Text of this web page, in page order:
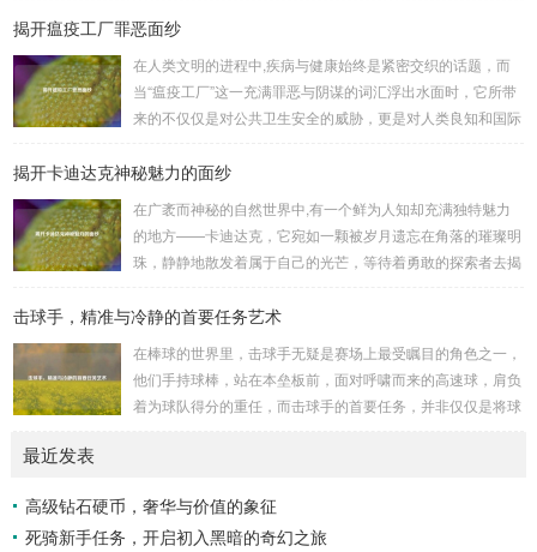
大陆的那一刻起，便肩负着守护的重任，他们身躯魁梧，手持
来自各方的邪恶势力，最初，他们凭借着基础的技能和坚定的
意志，在一次次战斗中积累着经验，不断成长，无论是在阴森
恐怖的地下墓穴，还是在战火纷飞的前线战场，守...
揭开瘟疫工厂罪恶面纱
在人类文明的进程中,疾病与健康始终是紧密交织的话题，而
当“瘟疫工厂”这一充满罪恶与阴谋的词汇浮出水面时，它所带
来的不仅仅是对公共卫生安全的威胁，更是对人类良知和国际
是一些别有用心的势力为了实现其不可告人的目的，秘密设立
科学研究的外衣，实则干着违背人道、危害全球的勾当。 从
历史上看,生物武器的使用曾经给人类带来过惨痛的教训，在
战争时期，某些国家就曾利用细菌、病毒...
揭开卡迪达克神秘魅力的面纱
在广袤而神秘的自然世界中,有一个鲜为人知却充满独特魅力
的地方——卡迪达克，它宛如一颗被岁月遗忘在角落的璀璨明
珠，静静地散发着属于自己的光芒，等待着勇敢的探索者去揭
复杂多样的地形地貌，高耸入云的山脉连绵起伏，像是大自然
照耀下闪耀着刺眼的银光，仿佛是大自然赐予这片土地的皇
冠，而山脚下，则是一片郁郁葱葱的森林，森林里树木种类繁
多，高大的乔木遮天蔽日，阳光只能透过枝叶的缝隙...
击球手，精准与冷静的首要任务艺术
在棒球的世界里，击球手无疑是赛场上最受瞩目的角色之一，
他们手持球棒，站在本垒板前，面对呼啸而来的高速球，肩负
着为球队得分的重任，而击球手的首要任务，并非仅仅是将球
滑球，击球手需要在极短的时间内，准确判断球的速度、方向
和落点，然后调整自己的击球动作，这不仅要求击球手具备出
最近发表
高级钻石硬币，奢华与价值的象征
死骑新手任务，开启初入黑暗的奇幻之旅